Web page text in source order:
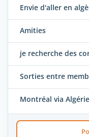
Envie d'aller en
Amities
je recherche des
Sorties entre
Montréal via